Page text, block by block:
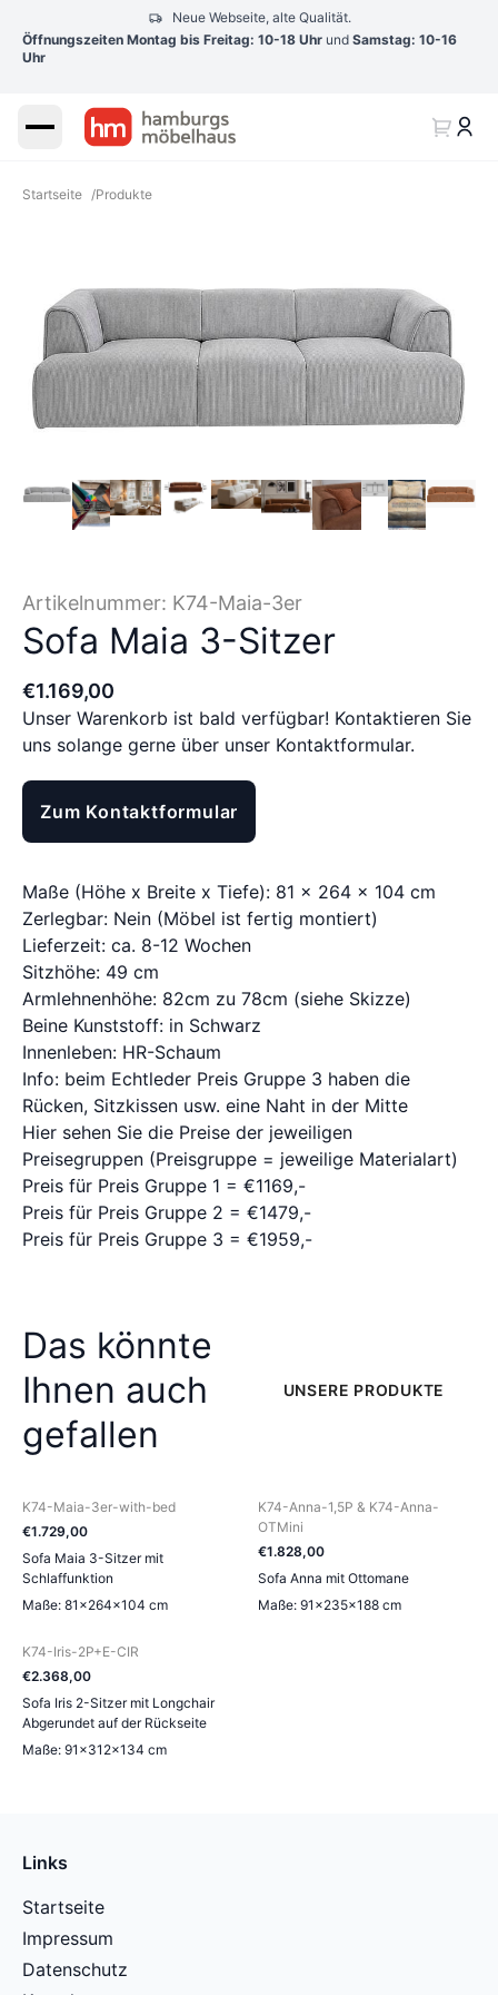
Neue Webseite, alte Qualität.
Öffnungszeiten Montag bis Freitag: 10-18 Uhr und Samstag: 10-16
Uhr
Startseite /Produkte
Artikelnummer: K74-Maia-3er
Sofa Maia 3-Sitzer
€1.169,00
Unser Warenkorb ist bald verfügbar! Kontaktieren Sie
uns solange gerne über unser Kontaktformular.
Zum Kontaktformular
Maße (Höhe x Breite x Tiefe): 81 x 264 x 104 cm
Zerlegbar: Nein (Möbel ist fertig montiert)
Lieferzeit: ca. 8-12 Wochen
Sitzhöhe: 49 cm
Armlehnenhöhe: 82cm zu 78cm (siehe Skizze)
Beine Kunststoff: in Schwarz
Innenleben: HR-Schaum
Info: beim Echtleder Preis Gruppe 3 haben die
Rücken, Sitzkissen usw. eine Naht in der Mitte
Hier sehen Sie die Preise der jeweiligen
Preisegruppen (Preisgruppe = jeweilige Materialart)
Preis für Preis Gruppe 1 = €1169,-
Preis für Preis Gruppe 2 = €1479,-
Preis für Preis Gruppe 3 = €1959,-
Das könnte
Ihnen auch
gefallen
UNSERE PRODUKTE
K74-Maia-3er-with-bed
€1.729,00
Sofa Maia 3-Sitzer mit
Schlaffunktion
Maße: 81×264×104 cm
K74-Anna-1,5P & K74-Anna-
OTMini
€1.828,00
Sofa Anna mit Ottomane
Maße: 91×235×188 cm
K74-Iris-2P+E-CIR
€2.368,00
Sofa Iris 2-Sitzer mit Longchair
Abgerundet auf der Rückseite
Maße: 91×312×134 cm
Links
Startseite
Impressum
Datenschutz